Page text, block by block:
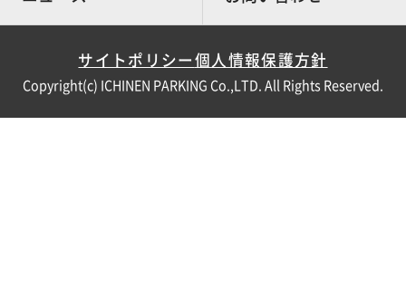
サイトポリシー個人情報保護方針
Copyright(c) ICHINEN PARKING Co.,LTD. All Rights Reserved.